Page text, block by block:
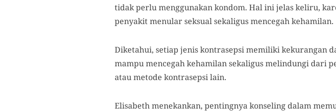
tidak perlu menggunakan kondom. Hal ini jelas keliru,
penyakit menular seksual sekaligus mencegah kehamilan.
Diketahui, setiap jenis kontrasepsi memiliki kekurangan
mampu mencegah kehamilan sekaligus melindungi dari
atau metode kontrasepsi lain.
Elisabeth menekankan, pentingnya konseling dalam